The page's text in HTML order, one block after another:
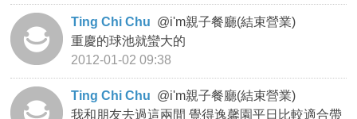
Ting Chi Chu @i'm親子餐廳(結束營業)
重慶的球池就蠻大的
2012-01-02 09:38
Ting Chi Chu @i'm親子餐廳(結束營業)
我和朋友去過這兩間 覺得逸馨園平日比較適合帶